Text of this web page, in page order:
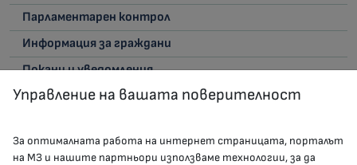
Парламентарен контрол
Информация за граждани
Покани и уведомления
Писма към МЗ
Признателност от МЗ
Управление на вашата поверителност
За оптималната работа на интернет страницата, порталът
на МЗ и нашите партньори използваме технологии, за да